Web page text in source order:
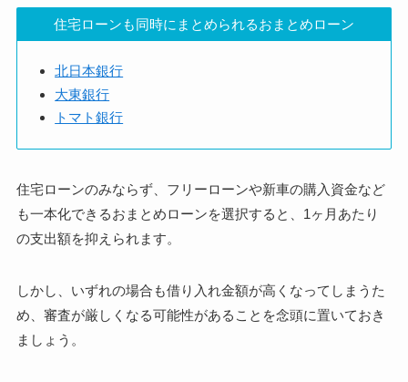
住宅ローンも同時にまとめられるおまとめローン
北日本銀行
大東銀行
トマト銀行
住宅ローンのみならず、フリーローンや新車の購入資金など
も一本化できるおまとめローンを選択すると、1ヶ月あたり
の支出額を抑えられます。
しかし、いずれの場合も借り入れ金額が高くなってしまうた
め、審査が厳しくなる可能性があることを念頭に置いておき
ましょう。